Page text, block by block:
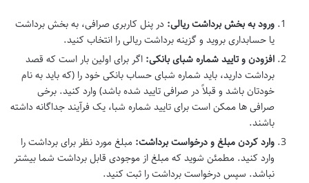
ورود به بخش برداشت ریالی: در پنل کاربری صرافی، به بخش برداشت
یا حسابداری بروید و گزینه برداشت ریالی را انتخاب کنید.
افزودن و تایید شماره شبای بانکی: اگر برای اولین بار است که قصد
برداشت دارید، باید شماره شبای حساب بانکی خود را (که باید به نام
خودتان باشد و قبلاً در صرافی تایید شده باشد) وارد کنید. برخی
صرافی ها ممکن است برای تایید شماره شبا، یک فرآیند جداگانه داشته
باشند.
وارد کردن مبلغ و درخواست برداشت: مبلغ مورد نظر برای برداشت را
وارد کنید. مطمئن شوید که مبلغ از موجودی قابل برداشت شما بیشتر
نباشد. سپس درخواست برداشت را ثبت کنید.